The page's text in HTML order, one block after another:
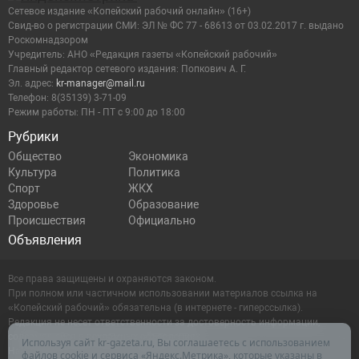
Рубрики
Общество
Экономика
Культура
Политика
Спорт
ЖКХ
Здоровье
Образование
Происшествия
Официально
Объявления
Сетевое издание «Копейский рабочий онлайн» (16+)
Cвид-во о регистрации СМИ: ЭЛ № ФС 77 - 68613 от 03.02.2017 г. выдано
Роскомнадзором
Учредитель: АНО «Редакция газеты «Копейский рабочий»
Главный редактор сетевого издания: Попкович А. Г.
Эл. адрес: kr-manager@mail.ru
Телефон: 8(35139) 3-71-09
Режим работы: ПН - ПТ с 9:00 до 18:00
Все права защищены и охраняются законом.
При полном или частичном использовании материалов ссылка на
«Копейский рабочий» обязательна (в интернете - гиперссылка).
Редакция не несет ответственности за достоверность информации,
содержащейся в рекламных объявлениях.
Настоящий ресурс может содержать материалы 16+
Используя сайт kr-gazeta.ru, Вы соглашаетесь с использованием
файлов cookie и сервиса «Яндекс.Метрика», которые указаны в